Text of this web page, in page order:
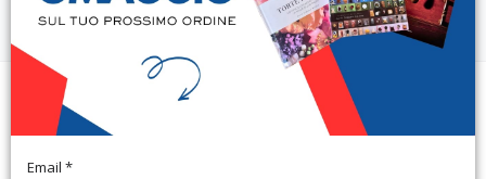
Più dolce per le formiche-Sweeter
for ants
Email *